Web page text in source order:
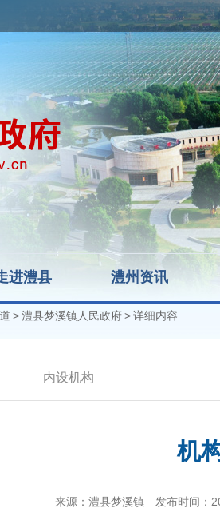
进澧县 澧州资讯
>澧县梦溪镇人民政府>详细内容
内设机构
机
来源：澧县梦溪镇 发布时间：